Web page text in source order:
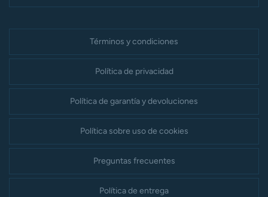
Términos y condiciones
Política de privacidad
Política de garantía y devoluciones
Política sobre uso de cookies
Preguntas frecuentes
Política de entrega